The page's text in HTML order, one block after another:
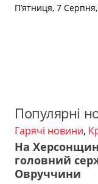
П’ятниця, 7
Популярні
Гарячі новини,
На
головний
Овруччини